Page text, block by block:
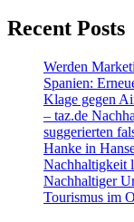
Recent Posts
Werden
Spanien:
Klage gegen
– taz.de
suggerierten
Hanke in
Nachhaltigkeit
Nachhaltiger
Tourismus im